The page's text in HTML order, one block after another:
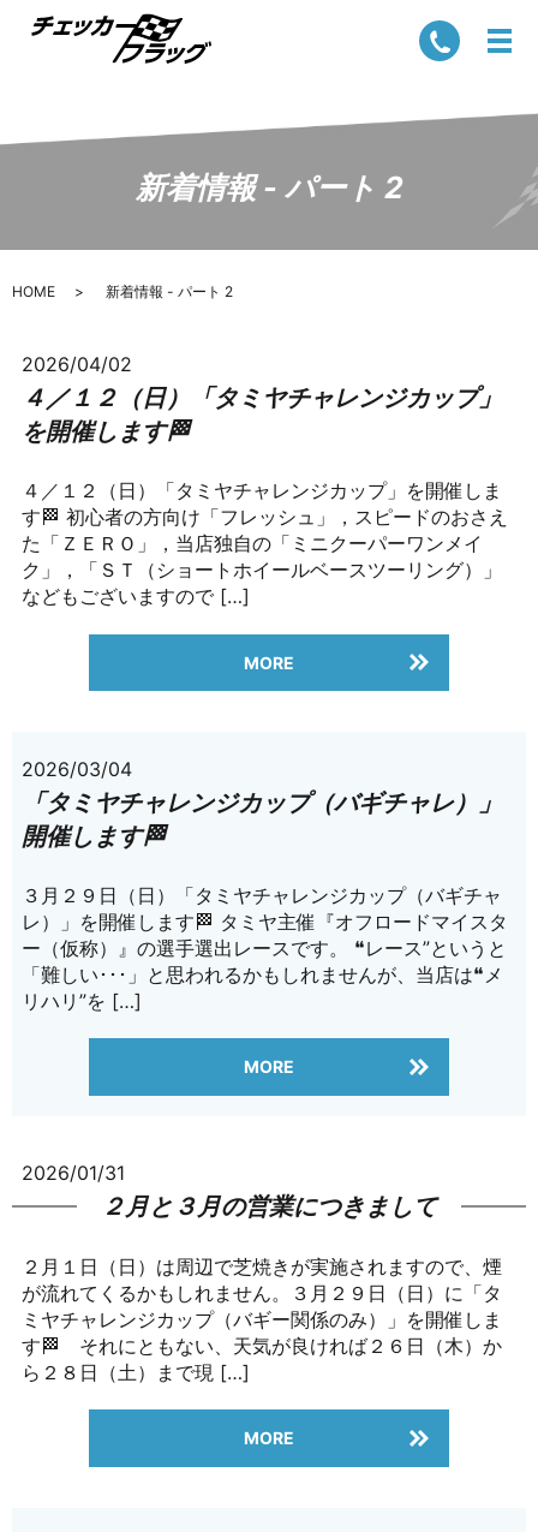
新着情報 - パート 2
HOME 新着情報 - パート 2
2026/04/02
４／１２（日）「タミヤチャレンジカップ」
を開催します🏁
４／１２（日）「タミヤチャレンジカップ」を開催しま
す🏁 初心者の方向け「フレッシュ」，スピードのおさえ
た「ＺＥＲＯ」，当店独自の「ミニクーパーワンメイ
ク」，「ＳＴ（ショートホイールベースツーリング）」
などもございますので […]
MORE
2026/03/04
「タミヤチャレンジカップ（バギチャレ）」
開催します🏁
３月２９日（日）「タミヤチャレンジカップ（バギチャ
レ）」を開催します🏁 タミヤ主催『オフロードマイスタ
ー（仮称）』の選手選出レースです。 ❝レース”というと
「難しい･･･」と思われるかもしれませんが、当店は❝メ
リハリ”を […]
MORE
2026/01/31
２月と３月の営業につきまして
２月１日（日）は周辺で芝焼きが実施されますので、煙
が流れてくるかもしれません。３月２９日（日）に「タ
ミヤチャレンジカップ（バギー関係のみ）」を開催しま
す🏁 それにともない、天気が良ければ２６日（木）か
ら２８日（土）まで現 […]
MORE